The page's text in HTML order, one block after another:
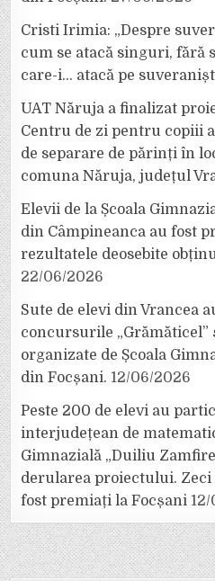
Cristi Irimia: „Despre
cum se atacă singuri, fără
care-i… atacă pe
UAT Năruja a finalizat
Centru de zi pentru copiii
de separare de părinți în
comuna Năruja, județul
Elevii de la Școala
din Câmpineanca au fost
rezultatele deosebite
22/06/2026
Sute de elevi din Vrancea
concursurile „Grămăticel”
organizate de Școala
din Focșani. 12/06/2026
Peste 200 de elevi au
interjudețean de
Gimnazială „Duiliu
derularea proiectului. Zeci
fost premiați la Focșani